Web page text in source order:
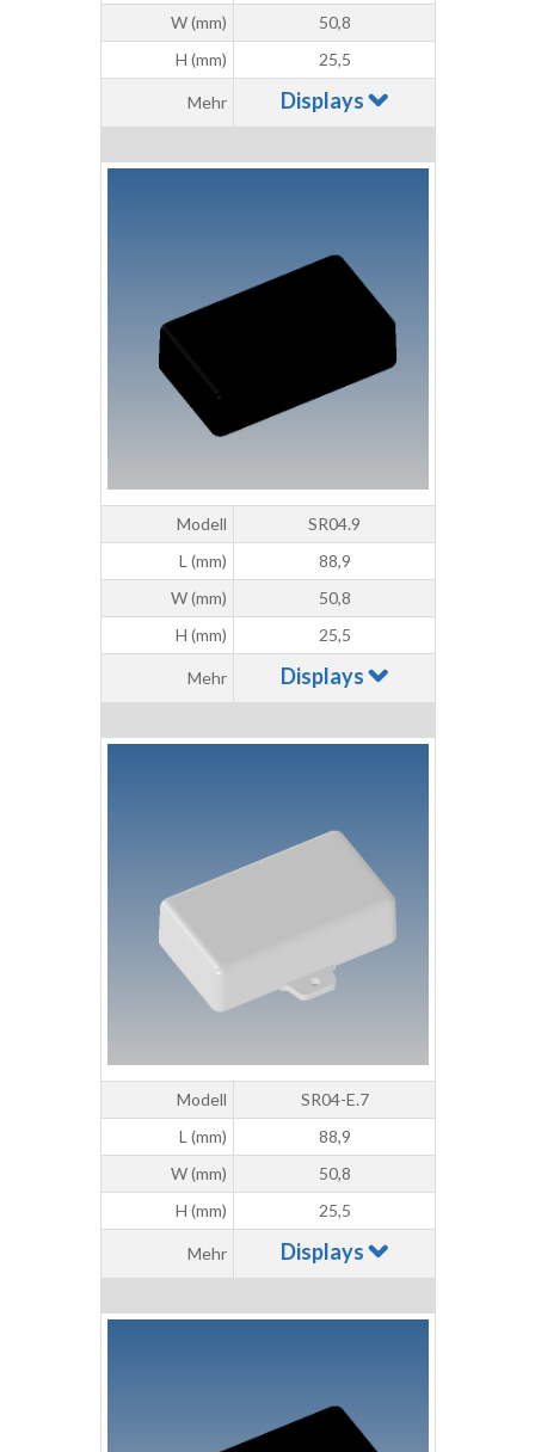
W (mm)
50,8
H (mm)
25,5
Mehr Displays
Modell
SR04.9
L (mm)
88,9
W (mm)
50,8
H (mm)
25,5
Mehr Displays
Modell
SR04-E.7
L (mm)
88,9
W (mm)
50,8
H (mm)
25,5
Mehr Displays